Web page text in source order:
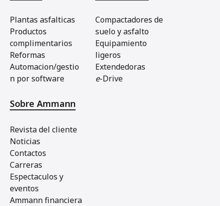
Plantas asfalticas
Productos
complimentarios
Reformas
Automacion/gestio
n por software
Compactadores de
suelo y asfalto
Equipamiento
ligeros
Extendedoras
e-Drive
Sobre Ammann
Revista del cliente
Noticias
Contactos
Carreras
Espectaculos y
eventos
Ammann financiera